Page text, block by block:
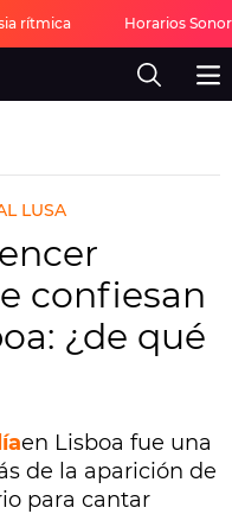
rítmica Horarios
LUSA
confiesan
¿de qué
en Lisboa fue una
de la aparición de
para cantar